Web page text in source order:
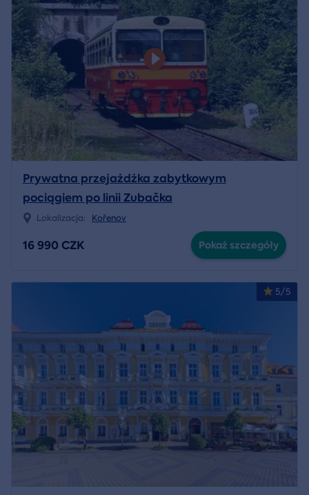
Prywatna przejażdżka zabytkowym
pociągiem po linii Zubačka
Lokalizacja: Kořenov
16 990 CZK Pokaż szczegóły
5/5